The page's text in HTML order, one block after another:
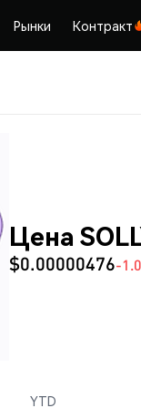
Рынки Контракт
Цена
$0.00000476-
YTD